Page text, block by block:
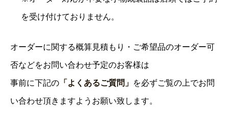
を受け付けておりません。
オーダーに関する概算見積もり・ご希望品のオーダー可
否などをお問い合わせ予定のお客様は
事前に下記の 「よくあるご質問」 を必ずご覧の上でお問
い合わせ頂きますようお願い致します。